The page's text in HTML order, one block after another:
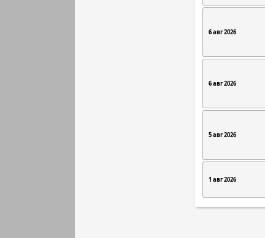
6 авг 2026
6 авг 2026
5 авг 2026
1 авг 2026